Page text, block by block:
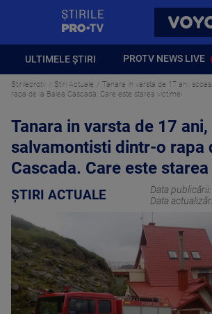
ULTIMELE ȘTIRI PROTV NEWS LIVE
Stirileprotv Știri Actuale
Tanara in varsta de 17 ani,
rapa de la Balea Cascada. Care este starea victimei
Tanara in varsta de 17
salvamontisti dintr-o rapa
Cascada. Care este
ȘTIRI ACTUALE Data publicării:
Data